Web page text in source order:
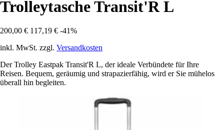
Trolleytasche Transit'R L
200,00 € 117,19 € -41%
inkl. MwSt. zzgl. Versandkosten
Der Trolley Eastpak Transit'R L, der ideale Verbündete für Ihre
Reisen. Bequem, geräumig und strapazierfähig, wird er Sie mühelos
überall hin begleiten.